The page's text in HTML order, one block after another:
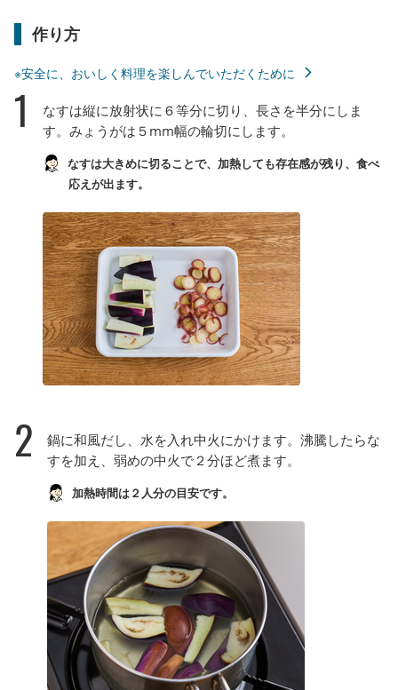
作り方
※安全に、おいしく料理を楽しんでいただくために
1
なすは縦に放射状に６等分に切り、長さを半分にしま
す。みょうがは５mm幅の輪切にします。
なすは大きめに切ることで、加熱しても存在感が残り、食べ
応えが出ます。
2
鍋に和風だし、水を入れ中火にかけます。沸騰したらな
すを加え、弱めの中火で２分ほど煮ます。
加熱時間は２人分の目安です。